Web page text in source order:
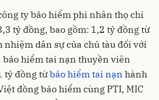
ty bảo hiểm phi nhân thọ chi
tỷ đồng, bao gồm: 1,2 tỷ đồng từ
nhiệm dân sự của chủ tàu đối với
bảo hiểm tai nạn thuyền viên
tỷ đồng từbảo hiểm tai nạn hành
đồng bảo hiểm cùng PTI, MIC